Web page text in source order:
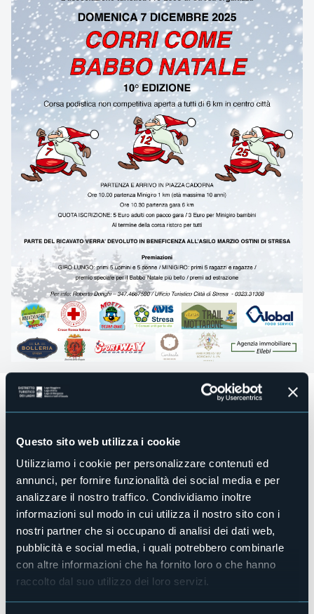
Questo sito web utilizza i cookie
Utilizziamo i cookie per personalizzare contenuti ed
annunci, per fornire funzionalità dei social media e per
analizzare il nostro traffico. Condividiamo inoltre
informazioni sul modo in cui utilizza il nostro sito con i
nostri partner che si occupano di analisi dei dati web,
pubblicità e social media, i quali potrebbero combinarle
con altre informazioni che ha fornito loro o che hanno
raccolto dal suo utilizzo dei loro servizi.
Corri come Babbo Natale 10^ edizione
domenica 7 dicembre dalle ore 10.00
mini-giro di 1 km per bambini. Parte del ricavato sarà
devoluto all’Asilo M. Ostini di Stresa.
Partenza e arrivo da Piazza Cadorna
ore 10.00 partenza minigiro
ore 10.30 partenza gara 6 km
QUOTA ISCRIZIONE: 5€ adulti con pacco gara/3€ minigiro
bambini
PREMIAZIONI: primi 5 uomini e 5 donne / minigiro: primi 5
bello/ premi ad estrazione